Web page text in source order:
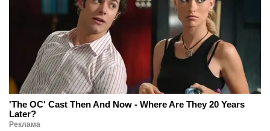
'The OC' Cast Then And Now - Where Are They 20 Years
Later?
Реклама